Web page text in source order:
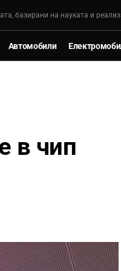
базирани на науката и
Автомобили
в чип